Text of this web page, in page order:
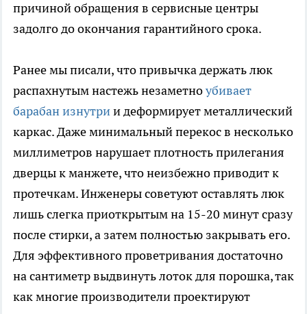
причиной обращения в сервисные центры
задолго до окончания гарантийного срока.
Ранее мы писали, что привычка держать люк
распахнутым настежь незаметноубивает
барабан изнутрии деформирует металлический
каркас. Даже минимальный перекос в несколько
миллиметров нарушает плотность прилегания
дверцы к манжете, что неизбежно приводит к
протечкам. Инженеры советуют оставлять люк
лишь слегка приоткрытым на 15-20 минут сразу
после стирки, а затем полностью закрывать его.
Для эффективного проветривания достаточно
на сантиметр выдвинуть лоток для порошка, так
как многие производители проектируют